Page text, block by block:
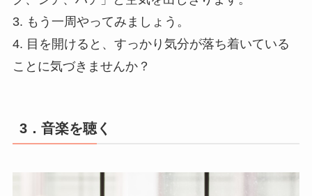
3. もう一周やってみましょう。
4. 目を開けると、すっかり気分が落ち着いている
ことに気づきませんか？
3．音楽を聴く